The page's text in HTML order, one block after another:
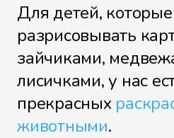
Для детей,
разрисовывать
зайчиками,
лисичками, у нас
прекрасных
животными.